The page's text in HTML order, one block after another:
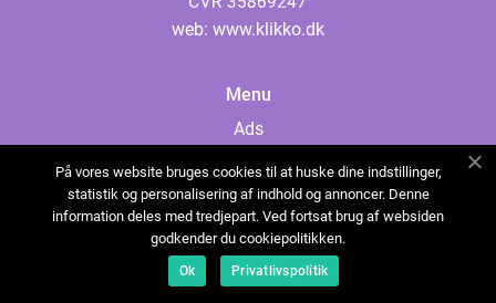
web: www.klikko.dk
Menu
Ads
Cookies
Contact
Sitemap
På vores website bruges cookies til at huske dine indstillinger,
statistik og personalisering af indhold og annoncer. Denne
information deles med tredjepart. Ved fortsat brug af websiden
godkender du cookiepolitikken.
Ok Privatlivspolitik